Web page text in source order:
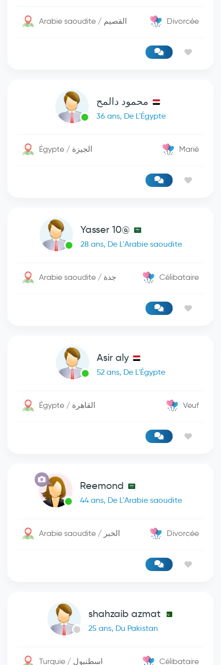
Arabie saoudite / القصيم Divorcée
محمود دالمح
36 ans, De L'Égypte
Égypte / الجيزة Marié
Yasser 10@
28 ans, De L'Arabie saoudite
Arabie saoudite / جدة Célibataire
Asir aly
52 ans, De L'Égypte
Égypte / القاهرة Veuf
Reemond
44 ans, De L'Arabie saoudite
Arabie saoudite / الخبر Divorcée
shahzaib azmat
25 ans, Du Pakistan
Turquie / اسطنبول Célibataire